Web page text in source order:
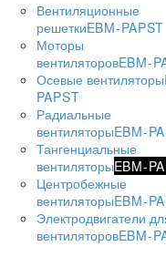
Вентиляционные
решеткиEBM-PAPST
Моторы
вентиляторовEBM-
Осевые вентиляторы
PAPST
Радиальные
вентиляторыEBM-
Тангенциальные
вентиляторыEBM-
Центробежные
вентиляторыEBM-
Электродвигатели
вентиляторовEBM-